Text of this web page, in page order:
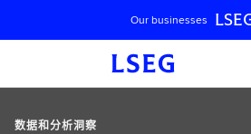
跳过导航
Our businesses
数据和分析洞察